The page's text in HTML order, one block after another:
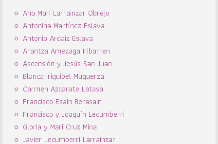
Ana Mari Larrainzar Obrejo
Antonina Martínez Eslava
Antonio Ardaiz Eslava
Arantza Amezaga Iribarren
Ascensión y Jesús San Juan
Blanca Iriguibel Muguerza
Carmen Azcarate Latasa
Francisco Esain Berasain
Francisco y Joaquín Lecumberri
Gloria y Mari Cruz Mina
Javier Lecumberri Larrainzar